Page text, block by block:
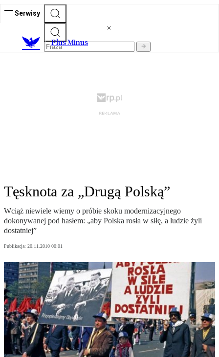
Serwisy
Plus Minus
Tęsknota za „Drugą Polską”
Wciąż niewiele wiemy o próbie skoku modernizacyjnego
dokonywanej pod hasłem: „aby Polska rosła w siłę, a ludzie żyli
dostatniej”
Publikacja: 20.11.2010 00:01